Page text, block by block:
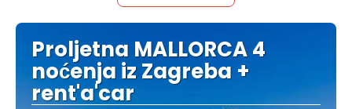
Proljetna MALLORCA 4
noćenja iz Zagreba +
rent'a'car